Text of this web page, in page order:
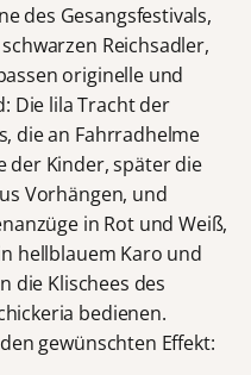
des Gesangsfestivals,
Reichsadler,
originelle und
Die lila Tracht der
die an Fahrradhelme
der Kinder, später die
Vorhängen, und
in Rot und Weiß,
hellblauem Karo und
die Klischees des
bedienen.
gewünschten Effekt: